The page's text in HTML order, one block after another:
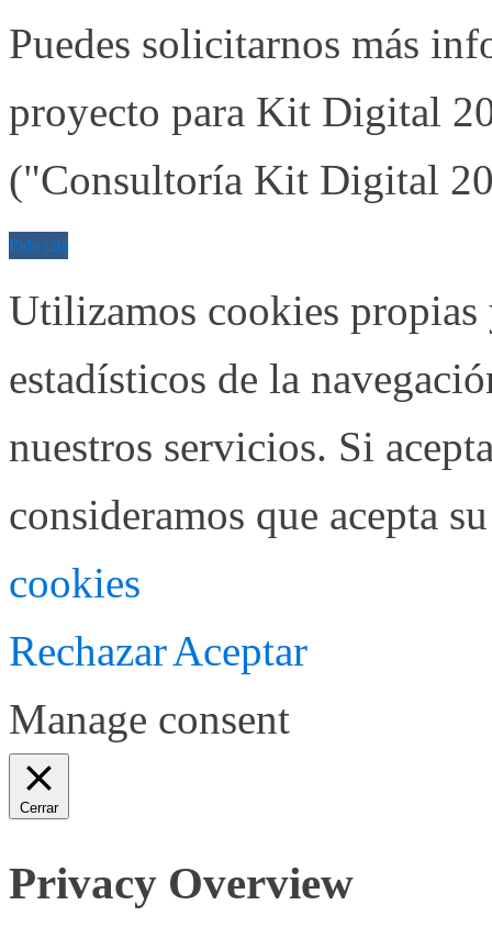
Puedes solicitarnos más
proyecto para Kit Digital
("Consultoría Kit Digital
Pide cita
Utilizamos cookies propias
estadísticos de la
nuestros servicios. Si
consideramos que acepta
cookies
RechazarAceptar
Manage consent
Cerrar
Privacy Overview